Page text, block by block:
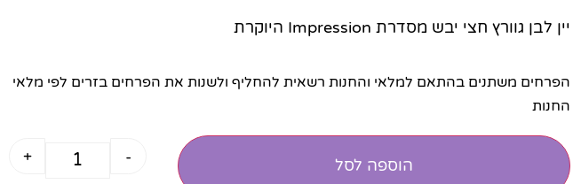
יין לבן גוורץ חצי יבש מסדרת Impression היוקרת
הפרחים משתנים בהתאם למלאי והחנות רשאית להחליף ולשנות את הפרחים בזרים לפי מלאי
החנות
-
+ הוספה לסל